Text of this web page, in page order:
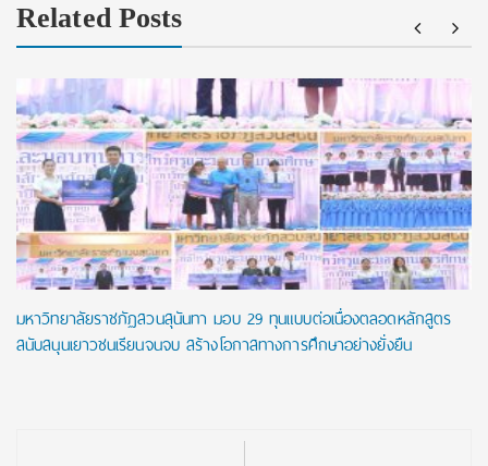
Related Posts
มหาวิทยาลัยราชภัฏสวนสุนันทา มอบ 29 ทุนแบบต่อเนื่องตลอดหลักสูตร
สนับสนุนเยาวชนเรียนจนจบ สร้างโอกาสทางการศึกษาอย่างยั่งยืน